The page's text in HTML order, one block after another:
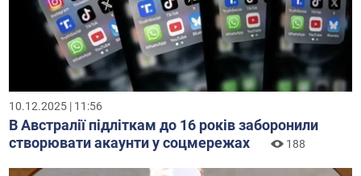
10.12.2025 | 11:56
В Австралії підліткам до 16 років заборонили
створювати акаунти у соцмережах
188